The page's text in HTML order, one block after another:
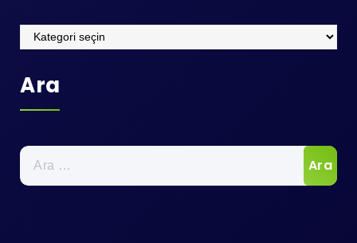
Kategoriler
Ara
Arama: